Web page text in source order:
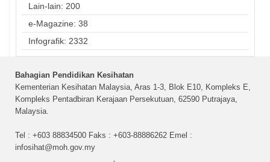
Lain-lain: 200
e-Magazine: 38
Infografik: 2332
Bahagian Pendidikan Kesihatan
Kementerian Kesihatan Malaysia, Aras 1-3, Blok E10, Kompleks E,
Kompleks Pentadbiran Kerajaan Persekutuan, 62590 Putrajaya,
Malaysia.
Tel : +603 88834500 Faks : +603-88886262 Emel :
infosihat@moh.gov.my